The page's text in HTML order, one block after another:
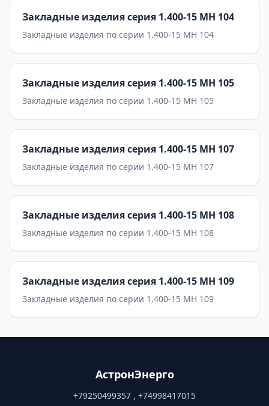
Закладные изделия серия 1.400-15 МН 104
Закладные изделия по серии 1.400-15 МН 104
Закладные изделия серия 1.400-15 МН 105
Закладные изделия по серии 1.400-15 МН 105
Закладные изделия серия 1.400-15 МН 107
Закладные изделия по серии 1.400-15 МН 107
Закладные изделия серия 1.400-15 МН 108
Закладные изделия по серии 1.400-15 МН 108
Закладные изделия серия 1.400-15 МН 109
Закладные изделия по серии 1.400-15 МН 109
АстронЭнерго
+79250499357 , +74998417015